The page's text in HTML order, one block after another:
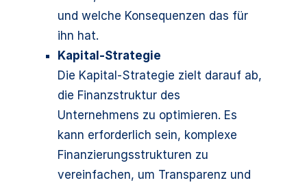
und welche Konsequenzen das für
ihn hat.
Kapital-Strategie
Die Kapital-Strategie zielt darauf ab,
die Finanzstruktur des
Unternehmens zu optimieren. Es
kann erforderlich sein, komplexe
Finanzierungsstrukturen zu
vereinfachen, um Transparenz und